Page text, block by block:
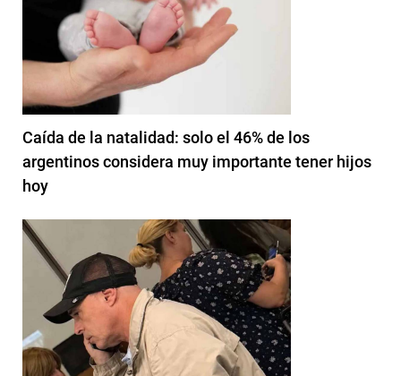
Caída de la natalidad: solo el 46% de los
argentinos considera muy importante tener hijos
hoy